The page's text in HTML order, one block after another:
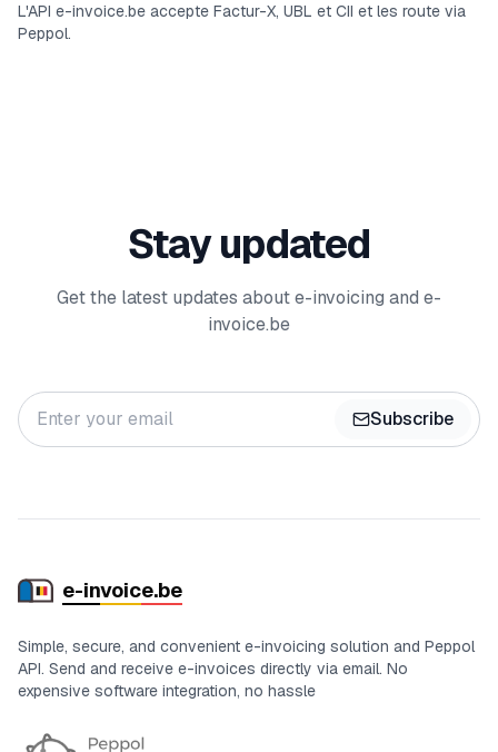
L'API e-invoice.be accepte Factur-X, UBL et CII et les route via
Peppol.
Stay updated
Get the latest updates about e-invoicing and e-
invoice.be
Subscribe
e-invoice.be
Simple, secure, and convenient e-invoicing solution and Peppol
API. Send and receive e-invoices directly via email. No
expensive software integration, no hassle
Certifications and status